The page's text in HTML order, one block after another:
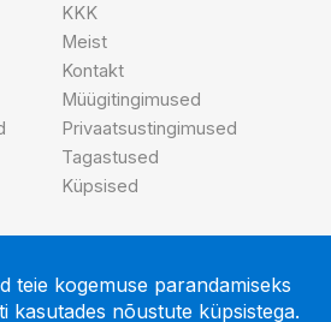
KKK
Meist
Kontakt
Müügitingimused
Privaatsustingimused
Tagastused
Küpsised